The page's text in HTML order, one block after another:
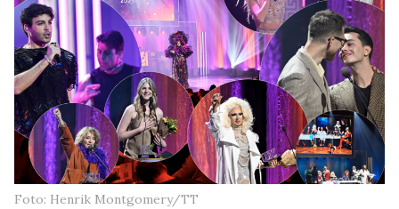
Foto: Henrik Montgomery/TT